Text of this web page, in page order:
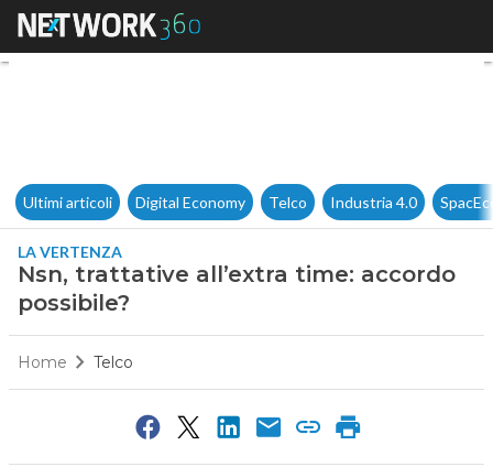
Nsn, trattative all’extra time:
Ultimi articoli Digital Economy Telco Industria 4.0
LA VERTENZA
Nsn, trattative all’extra time: accordo
possibile?
Home Telco